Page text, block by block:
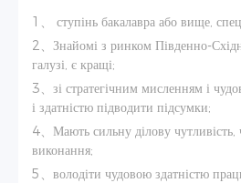
1、 ступінь бакалавра або вище,
2、Знайомі з ринком Південно-
галузі, є кращі;
3、зі стратегічним мисленням і
і здатністю підводити підсумки;
4、Мають сильну ділову чутливість,
виконання;
5、володіти чудовою здатністю